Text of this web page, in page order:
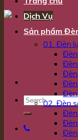
Dịch Vụ
Sản phẩm
01. Đèn
Đèn
Đèn
02. Đèn